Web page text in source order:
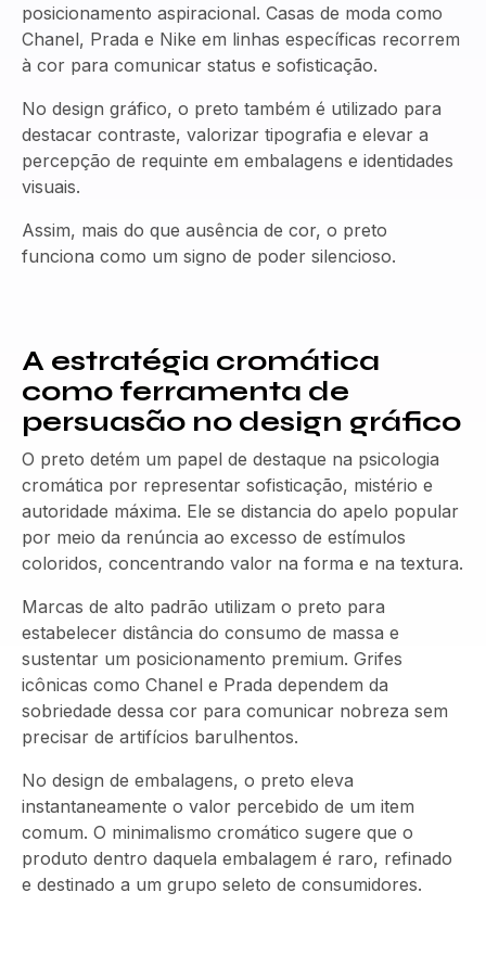
posicionamento aspiracional. Casas de moda como
Chanel, Prada e Nike em linhas específicas recorrem
à cor para comunicar status e sofisticação.
No design gráfico, o preto também é utilizado para
destacar contraste, valorizar tipografia e elevar a
percepção de requinte em embalagens e identidades
visuais.
Assim, mais do que ausência de cor, o preto
funciona como um signo de poder silencioso.
A estratégia cromática
como ferramenta de
persuasão no design gráfico
O preto detém um papel de destaque na psicologia
cromática por representar sofisticação, mistério e
autoridade máxima. Ele se distancia do apelo popular
por meio da renúncia ao excesso de estímulos
coloridos, concentrando valor na forma e na textura.
Marcas de alto padrão utilizam o preto para
estabelecer distância do consumo de massa e
sustentar um posicionamento premium. Grifes
icônicas como Chanel e Prada dependem da
sobriedade dessa cor para comunicar nobreza sem
precisar de artifícios barulhentos.
No design de embalagens, o preto eleva
instantaneamente o valor percebido de um item
comum. O minimalismo cromático sugere que o
produto dentro daquela embalagem é raro, refinado
e destinado a um grupo seleto de consumidores.